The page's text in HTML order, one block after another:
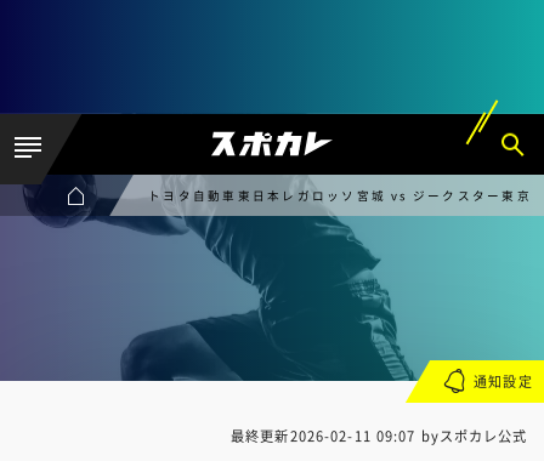
トヨタ自動車東日本レガロッソ宮城 vs ジークスター東京
最終更新2026-02-11 09:07 byスポカレ公式
通知設定